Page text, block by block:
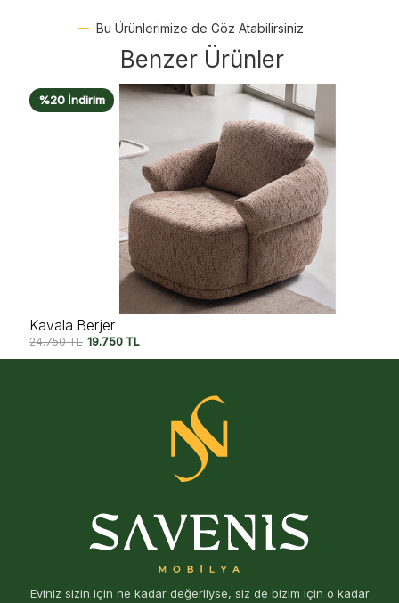
Bu Ürünlerimize de Göz Atabilirsiniz
Benzer Ürünler
%20 İndirim
Kavala Berjer
24.750TL 19.750TL
Eviniz sizin için ne kadar değerliyse, siz de bizim için o kadar